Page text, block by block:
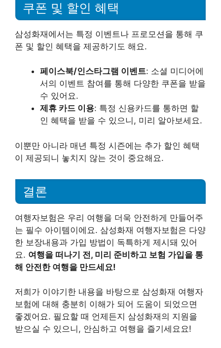
쿠폰 및 할인 혜택
삼성화재에서는 특정 이벤트나 프로모션을 통해 쿠
폰 및 할인 혜택을 제공하기도 해요.
페이스북/인스타그램 이벤트: 소셜 미디어에
서의 이벤트 참여를 통해 다양한 쿠폰을 받을
수 있어요.
제휴 카드 이용: 특정 신용카드를 통하면 할
인 혜택을 받을 수 있으니, 미리 알아보세요.
이뿐만 아니라 매년 특정 시즌에는 추가 할인 혜택
이 제공되니 놓치지 않는 것이 중요해요.
결론
여행자보험은 우리 여행을 더욱 안전하게 만들어주
는 필수 아이템이에요. 삼성화재 여행자보험은 다양
한 보장내용과 가입 방법이 독특하게 제시돼 있어
요. 여행을 떠나기 전, 미리 준비하고 보험 가입을 통
해 안전한 여행을 만드세요!
저희가 이야기한 내용을 바탕으로 삼성화재 여행자
보험에 대해 충분히 이해가 되어 도움이 되었으면
좋겠어요. 필요할 때 언제든지 삼성화재의 지원을
받으실 수 있으니, 안심하고 여행을 즐기세요요!